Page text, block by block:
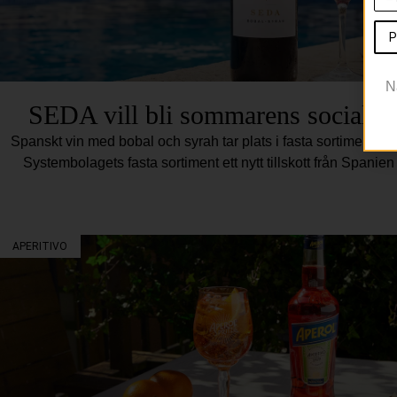
SEDA vill bli sommarens sociala
Spanskt vin med bobal och syrah tar plats i fasta sortimentet
Systembolagets fasta sortiment ett nytt tillskott från
APERITIVO